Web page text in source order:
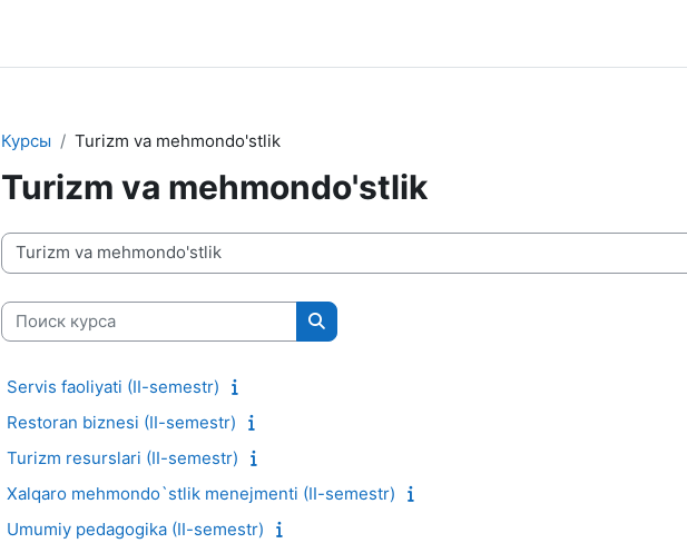
Курсы Turizm va mehmondo'stlik
Turizm va mehmondo'stlik
Категории курсов
Поиск курса
Поиск курса
Servis faoliyati (II-semestr)
Restoran biznesi (II-semestr)
Turizm resurslari (II-semestr)
Xalqaro mehmondo`stlik menejmenti (II-semestr)
Umumiy pedagogika (II-semestr)